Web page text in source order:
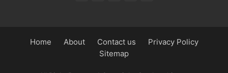
Home About Contact us
Privacy Policy
Sitemap